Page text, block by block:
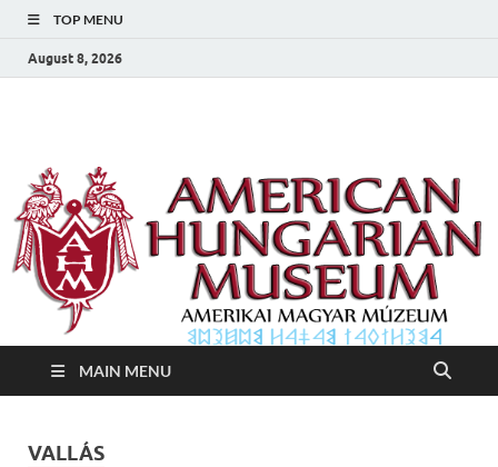
TOP MENU
August 8, 2026
Amerikai Magyar
Múzeum
MAIN MENU
VALLÁS